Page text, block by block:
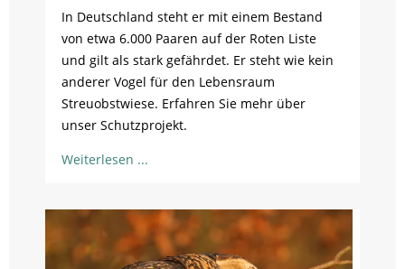
In Deutschland steht er mit einem Bestand
von etwa 6.000 Paaren auf der Roten Liste
und gilt als stark gefährdet. Er steht wie kein
anderer Vogel für den Lebensraum
Streuobstwiese. Erfahren Sie mehr über
unser Schutzprojekt.
Weiterlesen